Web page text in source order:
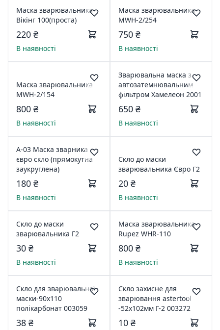
Маска зварювальника
Вікінг 100(проста)
220 ₴
В наявності
Маска зварювальника
MWH-2/254
750 ₴
В наявності
Маска зварювальника
MWH-2/154
800 ₴
В наявності
Зварювальна маска з
автозатемнювальним
фільтром Хамелеон 2001
650 ₴
В наявності
А-03 Маска зварника
євро скло (прямокутна
заукруглена)
180 ₴
В наявності
Скло до маски
зварювальника Євро Г2
20 ₴
В наявності
Скло до маски
зварювальника Г2
30 ₴
В наявності
Маска зварювальника
Rupez WHR-110
800 ₴
В наявності
Скло для зварювальної
маски-90х110
полікарбонат 003059
38 ₴
Скло захисне для
зварювання astertool
-52х102мм Г-2 003272
10 ₴